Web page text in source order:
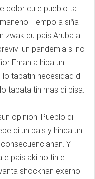
dolor cu e pueblo ta
Tempo a siña
zwak cu pais Aruba a
un pandemia si no
Eman a hiba un
lo tabatin necesidad di
tabata tin mas di bisa.
opinion. Pueblo di
di un pais y hinca un
Y
e pais aki no tin e
shocknan exerno.